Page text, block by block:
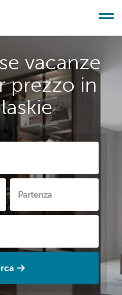
vacanze
prezzo in